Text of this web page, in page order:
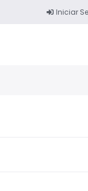
Iniciar